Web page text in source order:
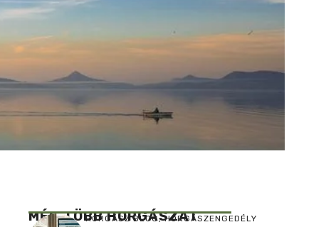
MÉG TÖBB HORGÁSZAT
HORGÁSZ BLOG,HORGÁSZENGEDÉLY